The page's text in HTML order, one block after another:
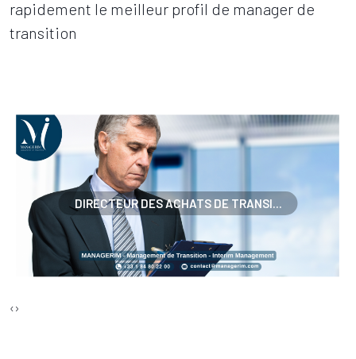
rapidement le meilleur profil de manager de
transition
DIRECTEUR DES ACHATS DE TRANSI...
‹›